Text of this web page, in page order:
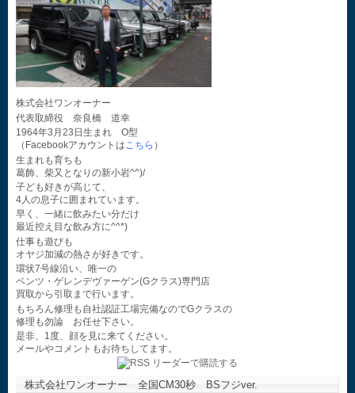
株式会社ワンオーナー
代表取締役 奈良橋 道幸
1964年3月23日生まれ O型
（Facebookアカウントはこちら ）
生まれも育ちも
葛飾、柴又となりの新小岩^^)/
子ども好きが高じて、
4人の息子に囲まれています。
早く、一緒に飲みたい分だけ
最近控え目な飲み方に^^*)
仕事も遊びも
オヤジ加減の熱さが好きです。
環状7号線沿い、唯一の
ベンツ・ゲレンデヴァーゲン(Gクラス)専門店
買取から引取まで行います。
もちろん修理も自社認証工場完備なのでGクラスの
修理も勿論 お任せ下さい。
是非、1度、顔を見に来てください。
メールやコメントもお待ちしてます。
株式会社ワンオーナー 全国CM30秒 BSフジver.